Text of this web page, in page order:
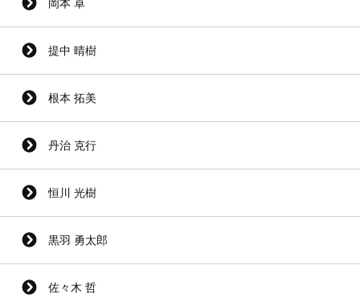
岡本 卓
提中 晴樹
根本 拓美
丹治 克行
恒川 光樹
黒羽 勇太郎
佐々木 哲